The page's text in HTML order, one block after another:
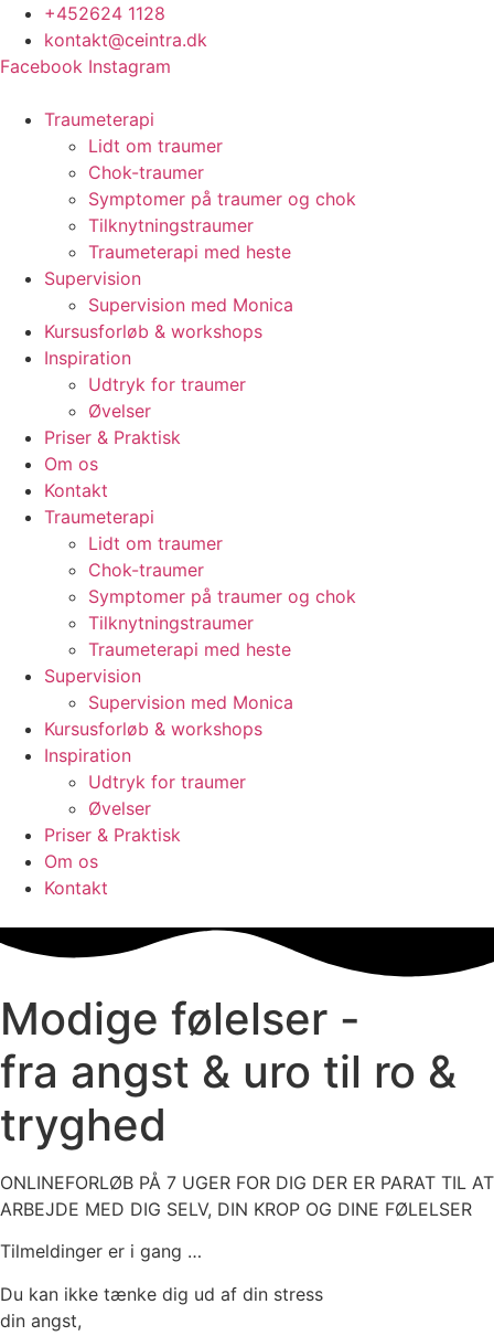
Videre
indhold
+452624 1128
kontakt@ceintra.dk
Facebook Instagram
Traumeterapi
Lidt om traumer
Chok-traumer
Symptomer på traumer og chok
Tilknytningstraumer
Traumeterapi med heste
Supervision
Supervision med Monica
Kursusforløb & workshops
Inspiration
Udtryk for traumer
Øvelser
Priser & Praktisk
Om os
Kontakt
Traumeterapi
Lidt om traumer
Chok-traumer
Symptomer på traumer og chok
Tilknytningstraumer
Traumeterapi med heste
Supervision
Supervision med Monica
Kursusforløb & workshops
Inspiration
Udtryk for traumer
Øvelser
Priser & Praktisk
Om os
Kontakt
Modige følelser -
fra angst & uro til ro &
tryghed
ONLINEFORLØB PÅ 7 UGER FOR DIG DER ER PARAT TIL AT
ARBEJDE MED DIG SELV, DIN KROP OG DINE FØLELSER
Tilmeldinger er i gang …
Du kan ikke tænke dig ud af din stress
din angst,